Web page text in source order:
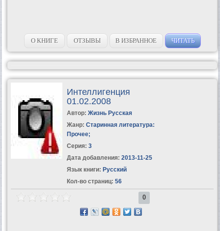
О КНИГЕ ОТЗЫВЫ В ИЗБРАННОЕ ЧИТАТЬ
Интеллигенция
01.02.2008
Автор: Жизнь Русская
Жанр: Старинная литература:
Прочее;
Серия: 3
Дата добавления: 2013-11-25
Язык книги: Русский
Кол-во страниц: 56
0